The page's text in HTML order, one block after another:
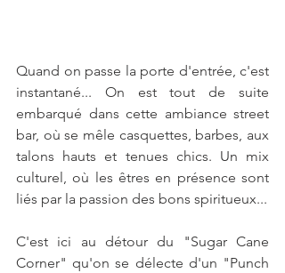
Quand on passe la porte d'entrée, c'est
instantané... On est tout de suite
embarqué dans cette ambiance street
bar, où se mêle casquettes, barbes, aux
talons hauts et tenues chics. Un mix
culturel, où les êtres en présence sont
C'est ici au détour du "Sugar Cane
Corner" qu'on se délecte d'un "Punch